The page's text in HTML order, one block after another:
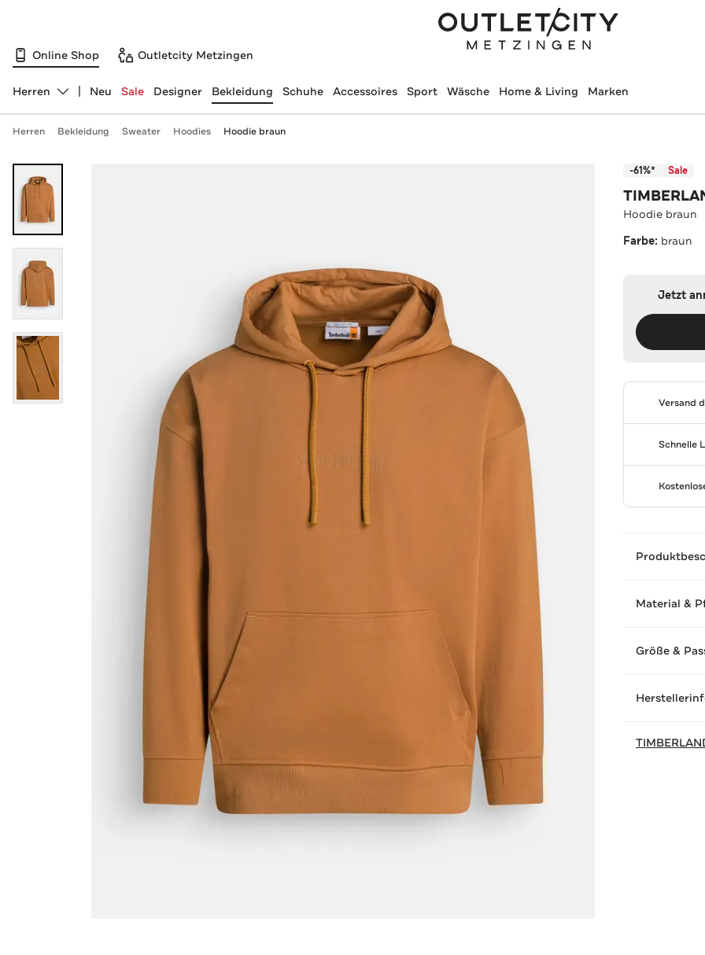
Online Shop Outletcity Metzingen
Abteilung ändern, ausgewählt:
Herren Neu Sale Designer Bekleidung Schuhe Accessoires Sport Wäsche Home & Living Marken
Herren Bekleidung Sweater Hoodies Hoodie braun
-61%* Sale
Hoodie braun
Farbe: braun
Jetzt
Versand
Schnelle
Material &
Größe &